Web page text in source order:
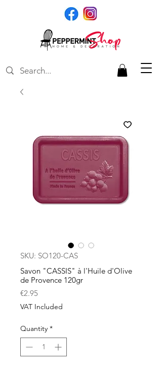
SKU: SO120-CAS
Savon "CASSIS" à l'Huile d'Olive
de Provence 120gr
€2.95
VAT Included
Quantity *